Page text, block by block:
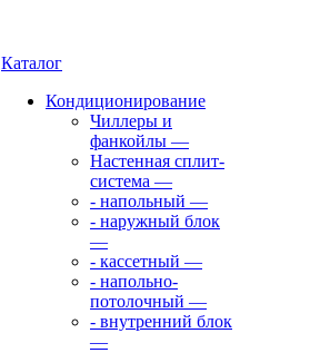
Каталог
Кондиционирование
Чиллеры и
фанкойлы —
Настенная сплит-
система —
- напольный —
- наружный блок
—
- кассетный —
- напольно-
потолочный —
- внутренний блок
—